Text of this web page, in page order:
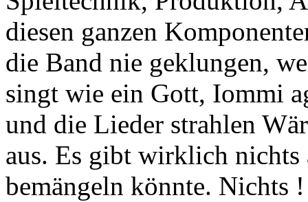
diesen ganzen
die Band nie geklungen,
singt wie ein Gott, Iommi
und die Lieder strahlen
aus. Es gibt wirklich
bemängeln könnte. Nichts !